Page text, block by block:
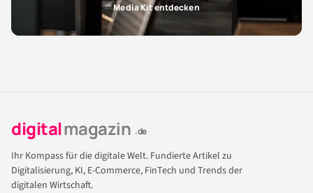
Media Kit entdecken
digitalmagazin .de
Ihr Kompass für die digitale Welt. Fundierte Artikel zu
Digitalisierung, KI, E-Commerce, FinTech und Trends der
digitalen Wirtschaft.